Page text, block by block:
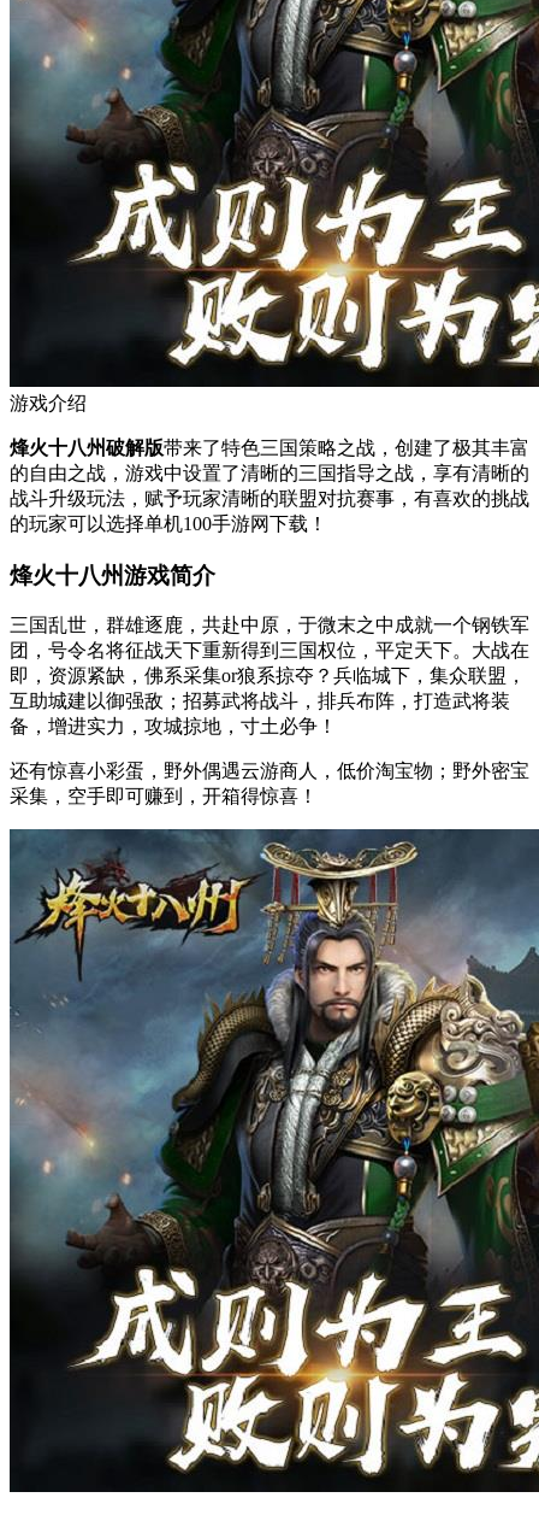
游戏介绍
烽火十八州破解版带来了特色三国策略之战，创建了极其丰富
的自由之战，游戏中设置了清晰的三国指导之战，享有清晰的
战斗升级玩法，赋予玩家清晰的联盟对抗赛事，有喜欢的挑战
的玩家可以选择单机100手游网下载！
烽火十八州游戏简介
三国乱世，群雄逐鹿，共赴中原，于微末之中成就一个钢铁军
团，号令名将征战天下重新得到三国权位，平定天下。大战在
即，资源紧缺，佛系采集or狼系掠夺？兵临城下，集众联盟，
互助城建以御强敌；招募武将战斗，排兵布阵，打造武将装
备，增进实力，攻城掠地，寸土必争！
还有惊喜小彩蛋，野外偶遇云游商人，低价淘宝物；野外密宝
采集，空手即可赚到，开箱得惊喜！